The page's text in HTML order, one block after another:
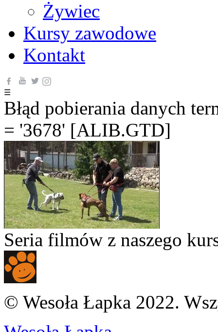
Żywiec
Kursy zawodowe
Kontakt
☰
Błąd pobierania danych
= '3678' [ALIB.GTD]
Seria filmów z naszego
© Wesoła Łapka 2022.